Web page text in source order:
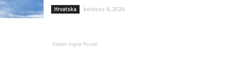
Hrvatska kolovoz 6, 2026
Atelier Ingrid Runtić